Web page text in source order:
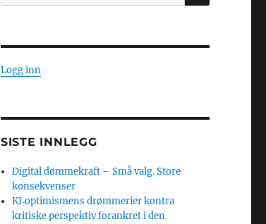
etter:
Logg inn
SISTE INNLEGG
Digital dømmekraft – Små valg. Store
konsekvenser
KI‑optimismens drømmerier kontra
kritiske perspektiv forankret i den